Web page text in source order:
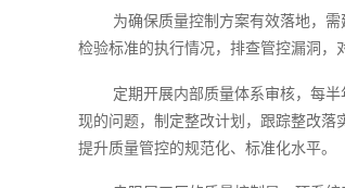
为确保质量控制方案有效落地，
检验标准的执行情况，排查管控漏洞，
定期开展内部质量体系审核，每
现的问题，制定整改计划，跟踪整改落
提升质量管控的规范化、标准化水平。